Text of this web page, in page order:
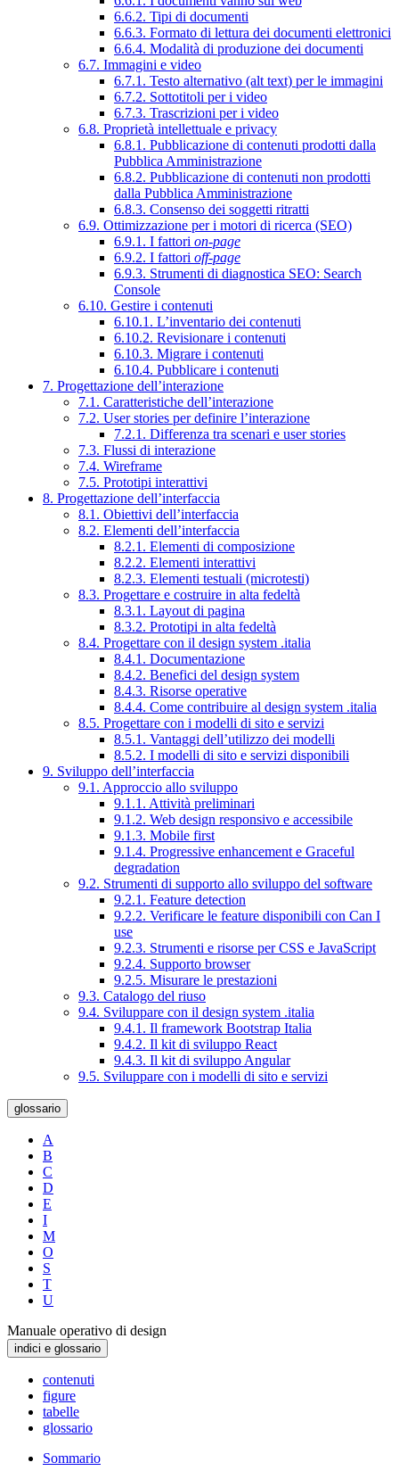
6.6.2. Tipi di documenti
6.6.3. Formato di lettura dei documenti elettronici
6.6.4. Modalità di produzione dei documenti
6.7. Immagini e video
6.7.1. Testo alternativo (alt text) per le immagini
6.7.2. Sottotitoli per i video
6.7.3. Trascrizioni per i video
6.8. Proprietà intellettuale e privacy
6.8.1. Pubblicazione di contenuti prodotti dalla
Pubblica Amministrazione
6.8.2. Pubblicazione di contenuti non prodotti
dalla Pubblica Amministrazione
6.8.3. Consenso dei soggetti ritratti
6.9. Ottimizzazione per i motori di ricerca (SEO)
6.9.1. I fattori on-page
6.9.2. I fattori off-page
6.9.3. Strumenti di diagnostica SEO: Search
Console
6.10. Gestire i contenuti
6.10.1. L’inventario dei contenuti
6.10.2. Revisionare i contenuti
6.10.3. Migrare i contenuti
6.10.4. Pubblicare i contenuti
7. Progettazione dell’interazione
7.1. Caratteristiche dell’interazione
7.2. User stories per definire l’interazione
7.2.1. Differenza tra scenari e user stories
7.3. Flussi di interazione
7.4. Wireframe
7.5. Prototipi interattivi
8. Progettazione dell’interfaccia
8.1. Obiettivi dell’interfaccia
8.2. Elementi dell’interfaccia
8.2.1. Elementi di composizione
8.2.2. Elementi interattivi
8.2.3. Elementi testuali (microtesti)
8.3. Progettare e costruire in alta fedeltà
8.3.1. Layout di pagina
8.3.2. Prototipi in alta fedeltà
8.4. Progettare con il design system .italia
8.4.1. Documentazione
8.4.2. Benefici del design system
8.4.3. Risorse operative
8.4.4. Come contribuire al design system .italia
8.5. Progettare con i modelli di sito e servizi
8.5.1. Vantaggi dell’utilizzo dei modelli
8.5.2. I modelli di sito e servizi disponibili
9. Sviluppo dell’interfaccia
9.1. Approccio allo sviluppo
9.1.1. Attività preliminari
9.1.2. Web design responsivo e accessibile
9.1.3. Mobile first
9.1.4. Progressive enhancement e Graceful
degradation
9.2. Strumenti di supporto allo sviluppo del software
9.2.1. Feature detection
9.2.2. Verificare le feature disponibili con Can I
use
9.2.3. Strumenti e risorse per CSS e JavaScript
9.2.4. Supporto browser
9.2.5. Misurare le prestazioni
9.3. Catalogo del riuso
9.4. Sviluppare con il design system .italia
9.4.1. Il framework Bootstrap Italia
9.4.2. Il kit di sviluppo React
9.4.3. Il kit di sviluppo Angular
9.5. Sviluppare con i modelli di sito e servizi
glossario
A
B
C
D
E
I
M
O
S
T
U
Manuale operativo di design
indici e glossario
contenuti
figure
tabelle
glossario
Sommario